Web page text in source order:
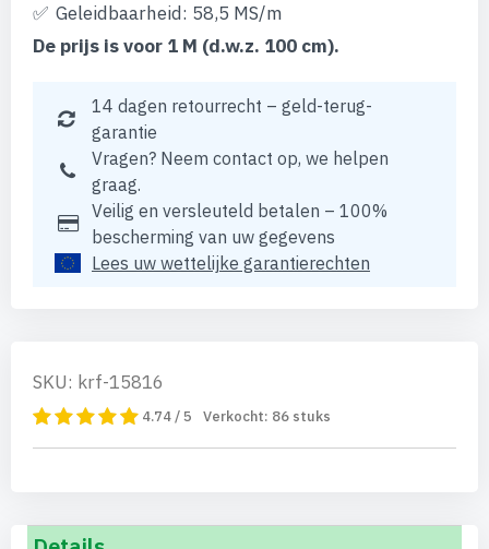
Geleidbaarheid: 58,5 MS/m
De prijs is voor 1 M (d.w.z. 100 cm).
14 dagen retourrecht – geld-terug-
garantie
Vragen? Neem contact op, we helpen
graag.
Veilig en versleuteld betalen – 100%
bescherming van uw gegevens
Lees uw wettelijke garantierechten
SKU: krf-15816
4.74 / 5 Verkocht: 86 stuks